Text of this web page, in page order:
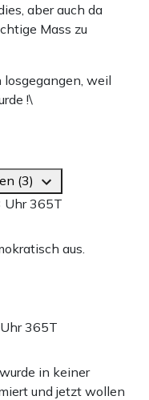
aber auch da
Mass zu
weil
!\
(3)
Uhr365T
aus.
365T
in keiner
und jetzt wollen